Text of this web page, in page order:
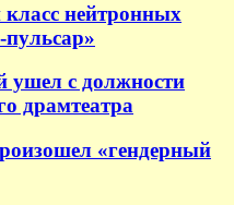
нейтронных
ушел с должности
драмтеатра
«гендерный